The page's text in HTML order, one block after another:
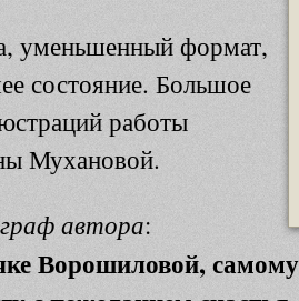
уменьшенный формат,
состояние. Большое
работы
Мухановой.
автора:
Ворошиловой,